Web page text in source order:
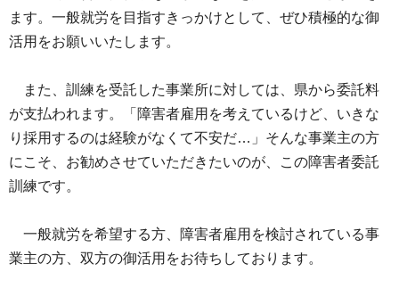
ます。一般就労を目指すきっかけとして、ぜひ積極的な御
活用をお願いいたします。
また、 訓練を受託した事業所に対しては、県から委託料
が支払われます。「障害者雇用を考えているけど、いきな
り採用するのは経験がなくて不安だ…」そんな事業主の方
にこそ、お勧めさせていただきたいのが、この障害者委託
訓練です。
一般就労を希望する方、障害者雇用を検討されている事
業主の方、双方の御活用をお待ちしております。